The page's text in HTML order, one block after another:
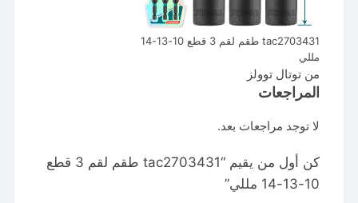
tac2703431 طقم لقم 3 قطع 10-13-14
مللي
من توتال توولز
المراجعات
لا توجد مراجعات بعد.
كن أول من يقيم “tac2703431 طقم لقم 3 قطع
10-13-14 مللي”